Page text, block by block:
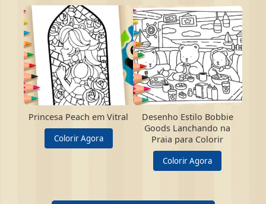
Princesa Peach em Vitral
Colorir Agora
Desenho Estilo Bobbie
Goods Lanchando na
Praia para Colorir
Colorir Agora